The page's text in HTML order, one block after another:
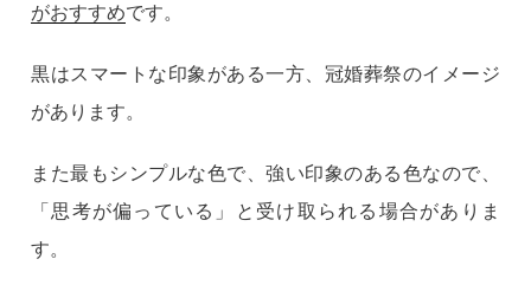
がおすすめです。
黒はスマートな印象がある一方、冠婚葬祭のイメージ
があります。
また最もシンプルな色で、強い印象のある色なので、
「思考が偏っている」と受け取られる場合がありま
す。